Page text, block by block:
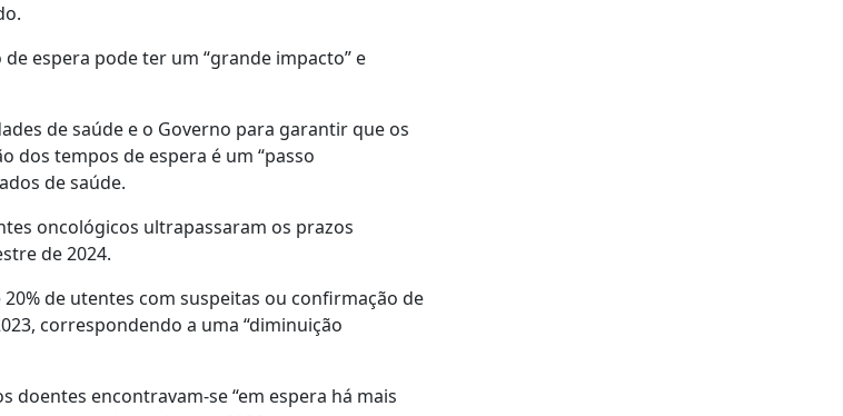
espera pode ter um “grande impacto” e
de saúde e o Governo para garantir que os
dos tempos de espera é um “passo
de saúde.
oncológicos ultrapassaram os prazos
de 2024.
de utentes com suspeitas ou confirmação de
correspondendo a uma “diminuição
doentes encontravam-se “em espera há mais